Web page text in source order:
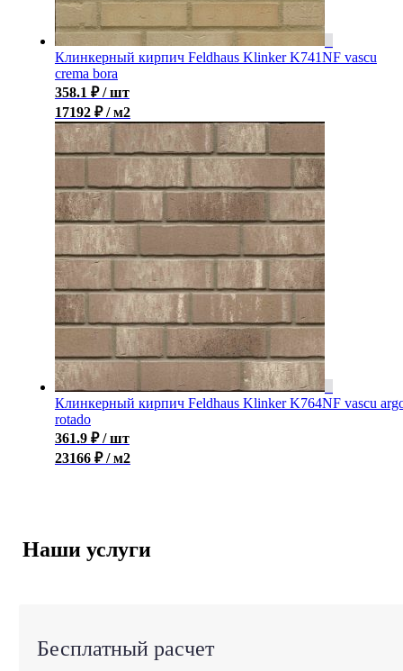
Клинкерный кирпич Feldhaus Klinker K741NF vascu
crema bora
358.1 ₽ / шт
17192 ₽ / м2
Клинкерный кирпич Feldhaus Klinker K764NF vascu
rotado
361.9 ₽ / шт
23166 ₽ / м2
Наши услуги
Бесплатный расчет